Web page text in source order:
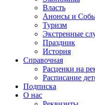
Власть
Анонсы и
Туризм
Экстренные
Праздник
История
Справочная
Расценки на
Расписание
Подписка
О нас